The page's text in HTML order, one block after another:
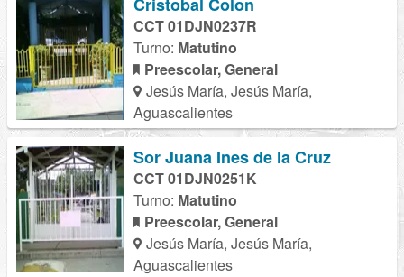
CCT 01DJN0237R
Turno: Matutino
Preescolar, General
Jesús María, Jesús María,
Aguascalientes
Sor Juana Ines de la Cruz
CCT 01DJN0251K
Turno: Matutino
Preescolar, General
Jesús María, Jesús María,
Aguascalientes